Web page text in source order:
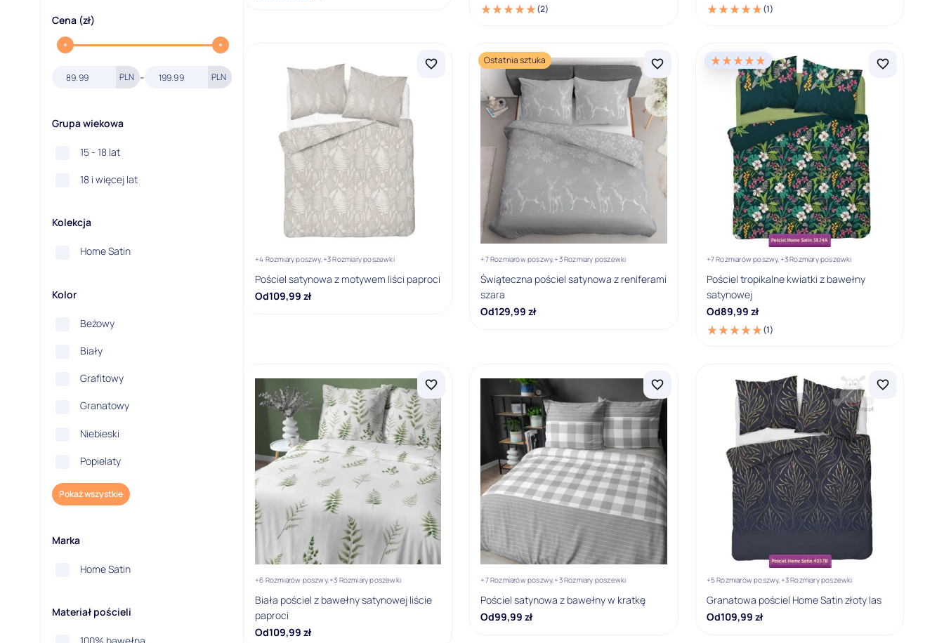
Cena (zł)
Cena minimalnaPLN - Cena maksymalna
PLN
Grupa wiekowa
15 - 18 lat
18 i więcej lat
Kolekcja
Home Satin
Kolor
Beżowy
Biały
Grafitowy
Granatowy
Niebieski
Popielaty
Pokaż wszystkie
Marka
Home Satin
Materiał pościeli
(2) (1)
+4 Rozmiary poszwy,+3 Rozmiary poszewki
Pościel satynowa z motywem liści paproci
Od109,99 zł
Ostatnia sztuka
+7 Rozmiarów poszwy,+3 Rozmiary poszewki
Świąteczna pościel satynowa z reniferami
szara
Od129,99 zł
+7 Rozmiarów poszwy,+3 Rozmiary poszewki
Pościel tropikalne kwiatki z bawełny
satynowej
Od89,99 zł
(1)
+6 Rozmiarów poszwy,+3 Rozmiary poszewki
Biała pościel z bawełny satynowej liście
paproci
Od109,99 zł
+7 Rozmiarów poszwy,+3 Rozmiary poszewki
Pościel satynowa z bawełny w kratkę
Od99,99 zł
+5 Rozmiarów poszwy,+3 Rozmiary poszewki
Granatowa pościel Home Satin złoty las
Od109,99 zł